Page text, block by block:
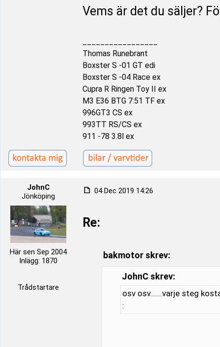
Vems är det du säljer?
Thomas Runebrant
Boxster S -01 GT edi
Boxster S -04 Race ex
Cupra R Ringen Toy II ex
M3 E36 BTG 7:51 TF ex
996GT3 CS ex
993TT RS/CS ex
911 -78 3.8l ex
JohnC
Jönköping
Här sen Sep 2004
Inlägg: 1870
Trådstartare
04 Dec 2019 14:26
Re:
bakmotor skrev:
JohnC skrev:
osv osv......varje steg
: